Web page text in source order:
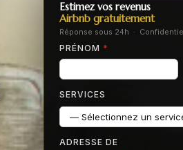
Estimez vos revenus
Airbnb gratuitement
Réponse sous 24h ·
PRÉNOM *
SERVICES
ADRESSE DE